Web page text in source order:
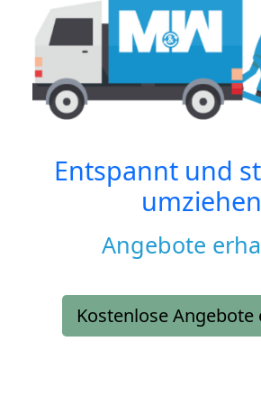
Entspannt und
umziehen
Angebote
Kostenlose Angebote